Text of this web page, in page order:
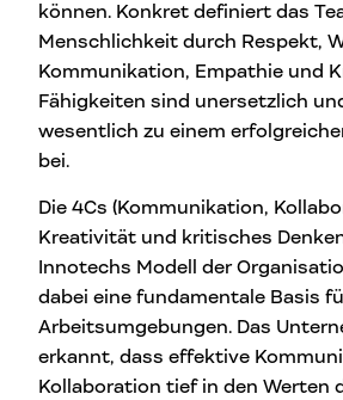
können. Konkret definiert das
Menschlichkeit durch Respekt,
Kommunikation, Empathie und
Fähigkeiten sind unersetzlich
wesentlich zu einem
bei.
Die 4Cs (Kommunikation,
Kreativität und kritisches
Innotechs Modell der
dabei eine fundamentale Basis
Arbeitsumgebungen. Das
erkannt, dass effektive
Kollaboration tief in den Werten